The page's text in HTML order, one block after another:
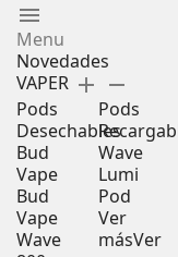
menu
Menu
Novedades
VAPER add remove
Pods
Desechables
Bud
Vape
Bud
Vape
Wave
Pods
Wave
Lumi
Pod
Ver
másVer